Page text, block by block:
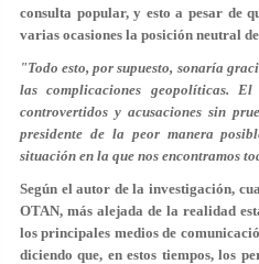
consulta popular, y esto a pesar de
varias ocasiones la posición neutral
"Todo esto, por supuesto, sonaría
las complicaciones geopolíticas. El
controvertidos y acusaciones sin
presidente de la peor manera
situación en la que nos encontramos
Según el autor de la investigación,
OTAN, más alejada de la realidad
los principales medios de
diciendo que, en estos tiempos, los